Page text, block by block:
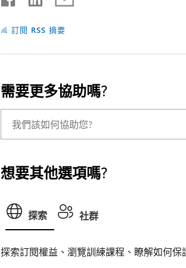
訂閱 RSS 摘要
需要更多協助嗎?
想要其他選項嗎?
探索 社群
探索訂閱權益、瀏覽訓練課程、瞭解如何保